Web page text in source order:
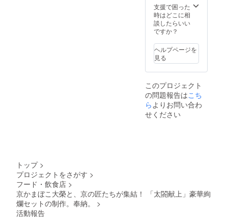
テッド
エディ
ション
300ml
（佐々
木酒
（一緒
にお送
りいた
しま
す）閉
じる
メール
08月 限
定数：
を豊国
神社へ
献上品
と一緒
(葉月
望者の
み） ・
聚楽第
まちめ
ぐり
マップ
【当店
ション
・太閤
献上特
注 唐紙
ウォー
ル(京か
らかみ
丸二) ・
太閤献
貼り外
箱 大
（滝和
紙店）
献上品
油） ・
「太閤
献上」
瓢箪入
置き
（長岡
京屋根
工事）
献上特
注 飾り
畳（太
田畳店/
かねた
ル(京か
太閤献
上特注
純銀細
工瓢箪
メント
（京錺
匠竹影
堂） ・
板皿
「太閤
献上」
（寺池
工房）
「太閤
献上」
支援で困った
時はどこに相
談したらいい
ですか？
ヘルプページを
見る
このプロジェクト
の問題報告はこち
らよりお問い合わ
せください
トップ >
プロジェクトをさがす >
フード・飲食店 >
京かまぼこ大榮と、京の匠たちが集結！ 「太閤献上」豪華絢
爛セットの制作。奉納。
>
活動報告